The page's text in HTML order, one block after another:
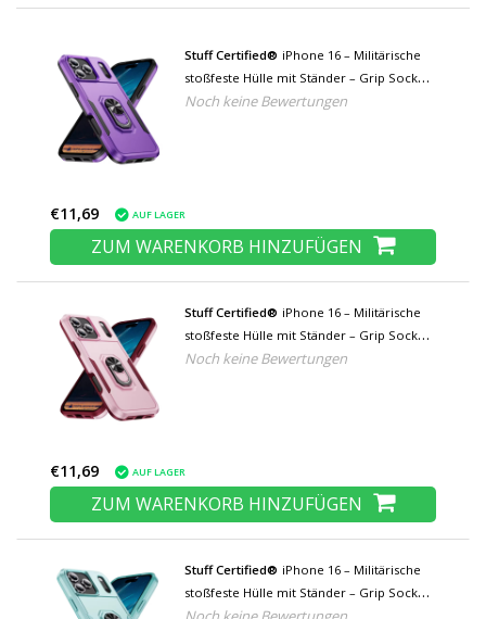
Stuff Certified® iPhone 16 – Militärische
stoßfeste Hülle mit Ständer – Grip Socket
Magnetische Schutzhülle – Lila
Noch keine Bewertungen
€11,69 AUF LAGER
ZUM WARENKORB HINZUFÜGEN
Stuff Certified® iPhone 16 – Militärische
stoßfeste Hülle mit Ständer – Grip Socket
Magnetische Schutzhülle – Rosa
Noch keine Bewertungen
€11,69 AUF LAGER
ZUM WARENKORB HINZUFÜGEN
Stuff Certified® iPhone 16 – Militärische
stoßfeste Hülle mit Ständer – Grip Socket
Magnetische Schutzhülle – Grün